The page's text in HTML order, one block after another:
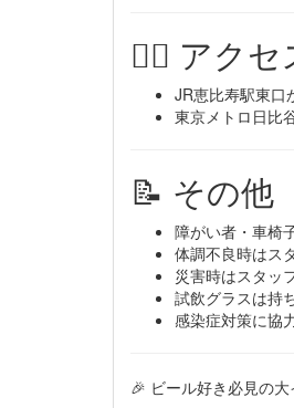
🚶‍♂️ アクセ
JR恵比寿駅東口
東京メトロ日比
📝 その他
障がい者・車椅
体調不良時はス
災害時はスタッ
試飲グラスは持
感染症対策に協
🎉 ビール好き必見の